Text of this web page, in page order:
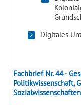
Digitales
Fachbrief Nr. 44 -
Politikwissenschaft,